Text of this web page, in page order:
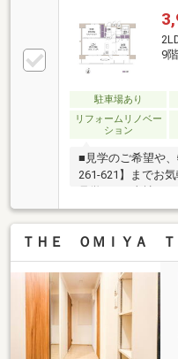
ープ会社ライフパ
点や暮らしの不安
ル不動産仲介業初
障が更に充実した
ュレーションソフ
化し将来のリスク
9
駐車場あり
リフォームリノベー
ション
■見学のご希望や
261-621】までお
ス（東証プライム
1月6日 リフォー
付』 ＊ 特典 ＊
ーサービス期間を
詳細はお問い合わ
変更または終了す
CF・フローリング
ニットバス交換・
換・照明取付など
ＴＨＥ ＯＭＩＹＡ Ｔ